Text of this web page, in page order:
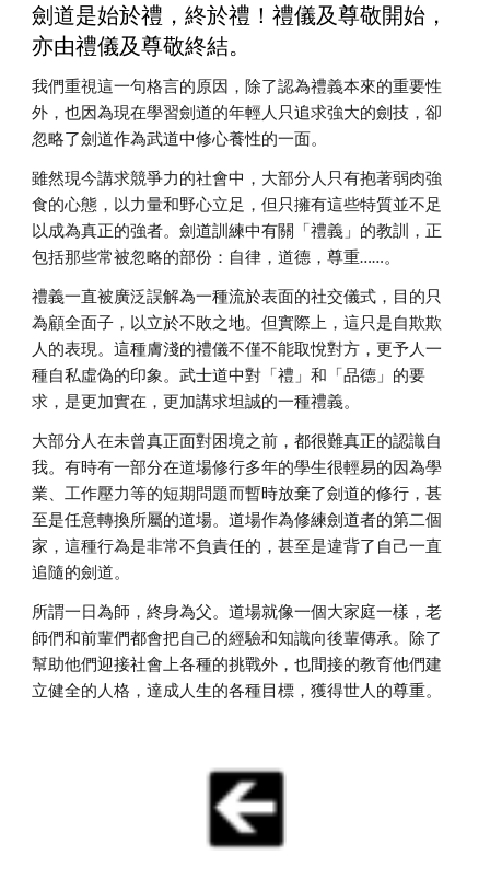
劍道是始於禮，終於禮！禮儀及尊敬開始，
亦由禮儀及尊敬終結。
我們重視這一句格言的原因，除了認為禮義本來的重要性
外，也因為現在學習劍道的年輕人只追求強大的劍技，卻
忽略了劍道作為武道中修心養性的一面。
雖然現今講求競爭力的社會中，大部分人只有抱著弱肉強
食的心態，以力量和野心立足，但只擁有這些特質並不足
以成為真正的強者。劍道訓練中有關「禮義」的教訓，正
包括那些常被忽略的部份：自律，道德，尊重……。
禮義一直被廣泛誤解為一種流於表面的社交儀式，目的只
為顧全面子，以立於不敗之地。但實際上，這只是自欺欺
人的表現。這種膚淺的禮儀不僅不能取悅對方，更予人一
種自私虛偽的印象。武士道中對「禮」和「品德」的要
求，是更加實在，更加講求坦誠的一種禮義。
大部分人在未曾真正面對困境之前，都很難真正的認識自
我。有時有一部分在道場修行多年的學生很輕易的因為學
業、工作壓力等的短期問題而暫時放棄了劍道的修行，甚
至是任意轉換所屬的道場。道場作為修練劍道者的第二個
家，這種行為是非常不負責任的，甚至是違背了自己一直
追隨的劍道。
所謂一日為師，終身為父。道場就像一個大家庭一樣，老
師們和前輩們都會把自己的經驗和知識向後輩傳承。除了
幫助他們迎接社會上各種的挑戰外，也間接的教育他們建
立健全的人格，達成人生的各種目標，獲得世人的尊重。